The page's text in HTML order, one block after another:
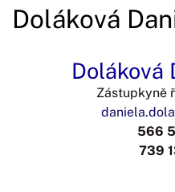
Doláková
Doláková
Zástupkyně
566
739